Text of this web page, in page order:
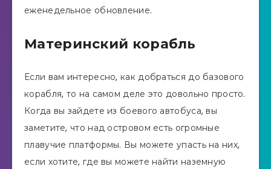
еженедельное обновление.
Материнский корабль
Если вам интересно, как добраться до базового
корабля, то на самом деле это довольно просто.
Когда вы зайдете из боевого автобуса, вы
заметите, что над островом есть огромные
плавучие платформы. Вы можете упасть на них,
если хотите, где вы можете найти наземную